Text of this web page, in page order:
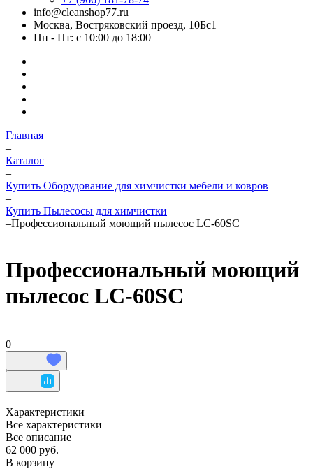
info@cleanshop77.ru
Москва, Востряковский проезд, 10Бс1
Пн - Пт: с 10:00 до 18:00
Главная
–
Каталог
–
Купить Оборудование для химчистки мебели и ковров
–
Купить Пылесосы для химчистки
–Профессиональный моющий пылесос LC-60SC
Профессиональный моющий
пылесос LC-60SC
0
Характеристики
Все характеристики
Все описание
62 000 руб.
В корзину